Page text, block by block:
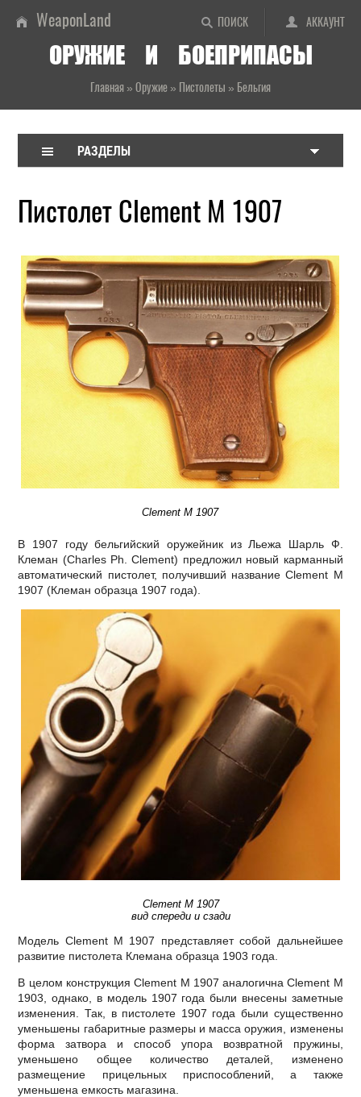
ПОИСК АККАУНТ
WeaponLand
ОРУЖИЕ И БОЕПРИПАСЫ
Главная » Оружие » Пистолеты » Бельгия
РАЗДЕЛЫ
Пистолет Clement M 1907
Clement M 1907
В 1907 году бельгийский оружейник из Льежа Шарль Ф.
Клеман (Charles Ph. Clement) предложил новый карманный
автоматический пистолет, получивший название Clement M
1907 (Клеман образца 1907 года).
Clement M 1907
вид спереди и сзади
Модель Clement M 1907 представляет собой дальнейшее
развитие пистолета Клемана образца 1903 года.
В целом конструкция Clement M 1907 аналогична Clement M
1903, однако, в модель 1907 года были внесены заметные
изменения. Так, в пистолете 1907 года были существенно
уменьшены габаритные размеры и масса оружия, изменены
форма затвора и способ упора возвратной пружины,
уменьшено общее количество деталей, изменено
размещение прицельных приспособлений, а также
уменьшена емкость магазина.